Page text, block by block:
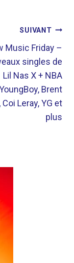
SUIVANT
Music Friday –
singles de
Lil Nas X + NBA
Brent
Coi Leray, YG et
plus